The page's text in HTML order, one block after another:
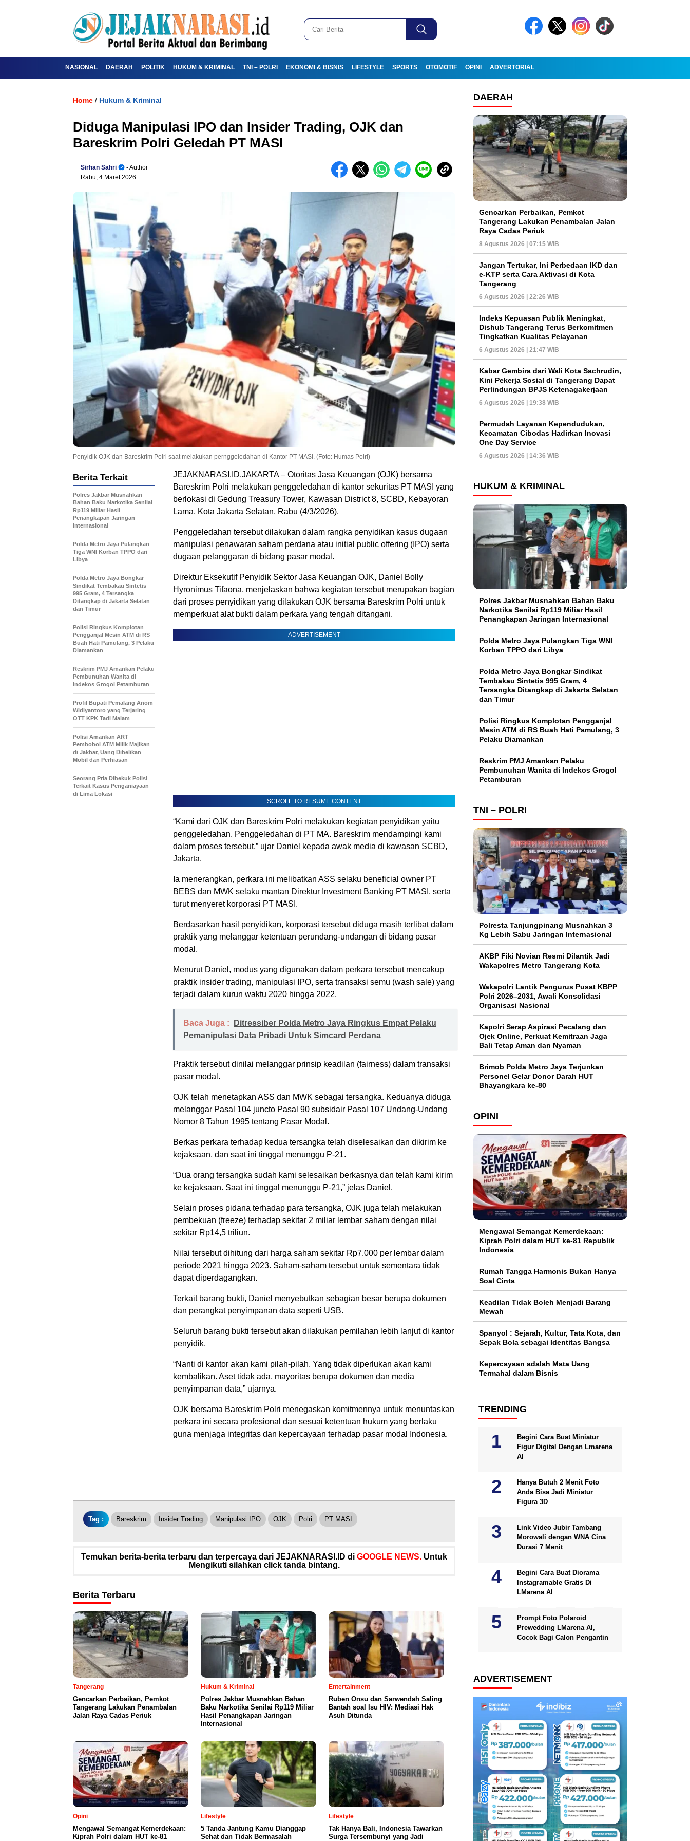
NASIONAL DAERAH POLITIK HUKUM & KRIMINAL TNI – POLRI EKONOMI & BISNIS LIFESTYLE SPORTS OTOMOTIF OPINI ADVERTORIAL
Home / Hukum & Kriminal
Diduga Manipulasi IPO dan Insider Trading, OJK dan
Bareskrim Polri Geledah PT MASI
Sirhan Sahri
- Author
Rabu, 4 Maret 2026
Penyidik OJK dan Bareskrim Polri saat melakukan pernggeledahan di Kantor PT MASI. (Foto: Humas Polri)
JEJAKNARASI.ID.JAKARTA – Otoritas Jasa Keuangan (OJK) bersama
Bareskrim Polri melakukan penggeledahan di kantor sekuritas PT MASI yang
berlokasi di Gedung Treasury Tower, Kawasan District 8, SCBD, Kebayoran
Lama, Kota Jakarta Selatan, Rabu (4/3/2026).
Penggeledahan tersebut dilakukan dalam rangka penyidikan kasus dugaan
manipulasi penawaran saham perdana atau initial public offering (IPO) serta
dugaan pelanggaran di bidang pasar modal.
Direktur Eksekutif Penyidik Sektor Jasa Keuangan OJK, Daniel Bolly
Hyronimus Tifaona, menjelaskan bahwa kegiatan tersebut merupakan bagian
dari proses penyidikan yang dilakukan OJK bersama Bareskrim Polri untuk
memperkuat alat bukti dalam perkara yang tengah ditangani.
ADVERTISEMENT
SCROLL TO RESUME CONTENT
“Kami dari OJK dan Bareskrim Polri melakukan kegiatan penyidikan yaitu
penggeledahan. Penggeledahan di PT MA. Bareskrim mendampingi kami
dalam proses tersebut,” ujar Daniel kepada awak media di kawasan SCBD,
Jakarta.
Ia menerangkan, perkara ini melibatkan ASS selaku beneficial owner PT
BEBS dan MWK selaku mantan Direktur Investment Banking PT MASI, serta
turut menyeret korporasi PT MASI.
Berdasarkan hasil penyidikan, korporasi tersebut diduga masih terlibat dalam
praktik yang melanggar ketentuan perundang-undangan di bidang pasar
modal.
Menurut Daniel, modus yang digunakan dalam perkara tersebut mencakup
praktik insider trading, manipulasi IPO, serta transaksi semu (wash sale) yang
terjadi dalam kurun waktu 2020 hingga 2022.
Baca Juga :
Ditressiber Polda Metro Jaya Ringkus Empat Pelaku
Pemanipulasi Data Pribadi Untuk Simcard Perdana
Praktik tersebut dinilai melanggar prinsip keadilan (fairness) dalam transaksi
pasar modal.
OJK telah menetapkan ASS dan MWK sebagai tersangka. Keduanya diduga
melanggar Pasal 104 juncto Pasal 90 subsidair Pasal 107 Undang-Undang
Nomor 8 Tahun 1995 tentang Pasar Modal.
Berkas perkara terhadap kedua tersangka telah diselesaikan dan dikirim ke
kejaksaan, dan saat ini tinggal menunggu P-21.
“Dua orang tersangka sudah kami selesaikan berkasnya dan telah kami kirim
ke kejaksaan. Saat ini tinggal menunggu P-21,” jelas Daniel.
Selain proses pidana terhadap para tersangka, OJK juga telah melakukan
pembekuan (freeze) terhadap sekitar 2 miliar lembar saham dengan nilai
sekitar Rp14,5 triliun.
Nilai tersebut dihitung dari harga saham sekitar Rp7.000 per lembar dalam
periode 2021 hingga 2023. Saham-saham tersebut untuk sementara tidak
dapat diperdagangkan.
Terkait barang bukti, Daniel menyebutkan sebagian besar berupa dokumen
dan perangkat penyimpanan data seperti USB.
Seluruh barang bukti tersebut akan dilakukan pemilahan lebih lanjut di kantor
penyidik.
“Nanti di kantor akan kami pilah-pilah. Yang tidak diperlukan akan kami
kembalikan. Aset tidak ada, mayoritas berupa dokumen dan media
penyimpanan data,” ujarnya.
OJK bersama Bareskrim Polri menegaskan komitmennya untuk menuntaskan
perkara ini secara profesional dan sesuai ketentuan hukum yang berlaku
guna menjaga integritas dan kepercayaan terhadap pasar modal Indonesia.
Berita Terkait
Polres Jakbar Musnahkan
Bahan Baku Narkotika Senilai
Rp119 Miliar Hasil
Penangkapan Jaringan
Internasional
Polda Metro Jaya Pulangkan
Tiga WNI Korban TPPO dari
Libya
Polda Metro Jaya Bongkar
Sindikat Tembakau Sintetis
995 Gram, 4 Tersangka
Ditangkap di Jakarta Selatan
dan Timur
Polisi Ringkus Komplotan
Pengganjal Mesin ATM di RS
Buah Hati Pamulang, 3 Pelaku
Diamankan
Reskrim PMJ Amankan Pelaku
Pembunuhan Wanita di
Indekos Grogol Petamburan
Profil Bupati Pemalang Anom
Widiyantoro yang Terjaring
OTT KPK Tadi Malam
Polisi Amankan ART
Pembobol ATM Milik Majikan
di Jakbar, Uang Dibelikan
Mobil dan Perhiasan
Seorang Pria Dibekuk Polisi
Terkait Kasus Penganiayaan
di Lima Lokasi
Tag : Bareskrim Insider Trading Manipulasi IPO OJK Polri PT MASI
Temukan berita-berita terbaru dan terpercaya dari JEJAKNARASI.ID di GOOGLE NEWS. Untuk
Mengikuti silahkan click tanda bintang.
Berita Terbaru
Tangerang
Gencarkan Perbaikan, Pemkot
Tangerang Lakukan Penambalan
Jalan Raya Cadas Periuk
Hukum & Kriminal
Polres Jakbar Musnahkan Bahan
Baku Narkotika Senilai Rp119 Miliar
Hasil Penangkapan Jaringan
Internasional
Entertainment
Ruben Onsu dan Sarwendah Saling
Bantah soal Isu HIV: Mediasi Hak
Asuh Ditunda
Opini
Mengawal Semangat Kemerdekaan:
Kiprah Polri dalam HUT ke-81
Lifestyle
5 Tanda Jantung Kamu Dianggap
Sehat dan Tidak Bermasalah
Lifestyle
Tak Hanya Bali, Indonesia Tawarkan
Surga Tersembunyi yang Jadi
DAERAH
Gencarkan Perbaikan, Pemkot
Tangerang Lakukan Penambalan Jalan
Raya Cadas Periuk
8 Agustus 2026 | 07:15 WIB
Jangan Tertukar, Ini Perbedaan IKD dan
e-KTP serta Cara Aktivasi di Kota
Tangerang
6 Agustus 2026 | 22:26 WIB
Indeks Kepuasan Publik Meningkat,
Dishub Tangerang Terus Berkomitmen
Tingkatkan Kualitas Pelayanan
6 Agustus 2026 | 21:47 WIB
Kabar Gembira dari Wali Kota Sachrudin,
Kini Pekerja Sosial di Tangerang Dapat
Perlindungan BPJS Ketenagakerjaan
6 Agustus 2026 | 19:38 WIB
Permudah Layanan Kependudukan,
Kecamatan Cibodas Hadirkan Inovasi
One Day Service
6 Agustus 2026 | 14:36 WIB
HUKUM & KRIMINAL
Polres Jakbar Musnahkan Bahan Baku
Narkotika Senilai Rp119 Miliar Hasil
Penangkapan Jaringan Internasional
Polda Metro Jaya Pulangkan Tiga WNI
Korban TPPO dari Libya
Polda Metro Jaya Bongkar Sindikat
Tembakau Sintetis 995 Gram, 4
Tersangka Ditangkap di Jakarta Selatan
dan Timur
Polisi Ringkus Komplotan Pengganjal
Mesin ATM di RS Buah Hati Pamulang, 3
Pelaku Diamankan
Reskrim PMJ Amankan Pelaku
Pembunuhan Wanita di Indekos Grogol
Petamburan
TNI – POLRI
Polresta Tanjungpinang Musnahkan 3
Kg Lebih Sabu Jaringan Internasional
AKBP Fiki Novian Resmi Dilantik Jadi
Wakapolres Metro Tangerang Kota
Wakapolri Lantik Pengurus Pusat KBPP
Polri 2026–2031, Awali Konsolidasi
Organisasi Nasional
Kapolri Serap Aspirasi Pecalang dan
Ojek Online, Perkuat Kemitraan Jaga
Bali Tetap Aman dan Nyaman
Brimob Polda Metro Jaya Terjunkan
Personel Gelar Donor Darah HUT
Bhayangkara ke-80
OPINI
Mengawal Semangat Kemerdekaan:
Kiprah Polri dalam HUT ke-81 Republik
Indonesia
Rumah Tangga Harmonis Bukan Hanya
Soal Cinta
Keadilan Tidak Boleh Menjadi Barang
Mewah
Spanyol : Sejarah, Kultur, Tata Kota, dan
Sepak Bola sebagai Identitas Bangsa
Kepercayaan adalah Mata Uang
Termahal dalam Bisnis
TRENDING
Begini Cara Buat Miniatur
Figur Digital Dengan Lmarena
AI
Hanya Butuh 2 Menit Foto
Anda Bisa Jadi Miniatur
Figura 3D
Link Video Jubir Tambang
Morowali dengan WNA Cina
Durasi 7 Menit
Begini Cara Buat Diorama
Instagramable Gratis Di
LMarena AI
Prompt Foto Polaroid
Prewedding LMarena AI,
Cocok Bagi Calon Pengantin
ADVERTISEMENT